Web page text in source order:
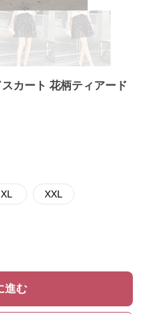
カート 花柄ティアード
XL XXL
進む